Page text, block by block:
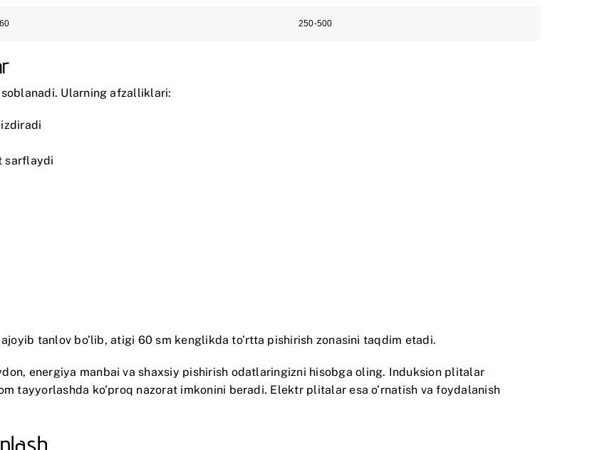
250-500
Ularning afzalliklari:
sarflaydi
tanlov bo’lib, atigi 60 sm kenglikda to’rtta pishirish zonasini taqdim etadi.
energiya manbai va shaxsiy pishirish odatlaringizni hisobga oling. Induksion plitalar
tayyorlashda ko’proq nazorat imkonini beradi. Elektr plitalar esa o’rnatish va foydalanish